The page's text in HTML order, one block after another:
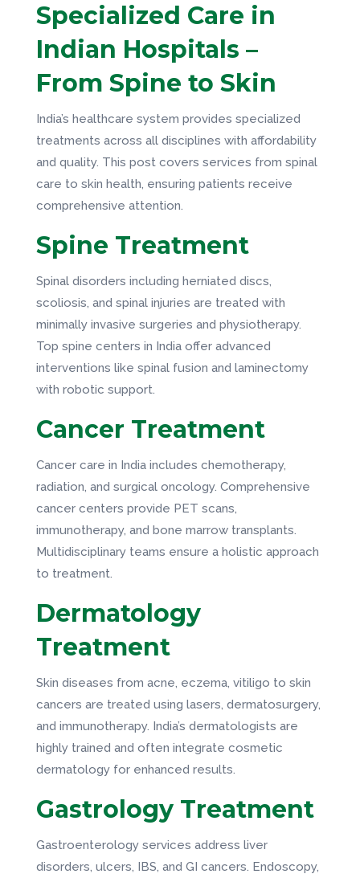
Specialized Care in
Indian Hospitals –
From Spine to Skin
India’s healthcare system provides specialized
treatments across all disciplines with affordability
and quality. This post covers services from spinal
care to skin health, ensuring patients receive
comprehensive attention.
Spine Treatment
Spinal disorders including herniated discs,
scoliosis, and spinal injuries are treated with
minimally invasive surgeries and physiotherapy.
Top spine centers in India offer advanced
interventions like spinal fusion and laminectomy
with robotic support.
Cancer Treatment
Cancer care in India includes chemotherapy,
radiation, and surgical oncology. Comprehensive
cancer centers provide PET scans,
immunotherapy, and bone marrow transplants.
Multidisciplinary teams ensure a holistic approach
to treatment.
Dermatology
Treatment
Skin diseases from acne, eczema, vitiligo to skin
cancers are treated using lasers, dermatosurgery,
and immunotherapy. India’s dermatologists are
highly trained and often integrate cosmetic
dermatology for enhanced results.
Gastrology Treatment
Gastroenterology services address liver
disorders, ulcers, IBS, and GI cancers. Endoscopy,